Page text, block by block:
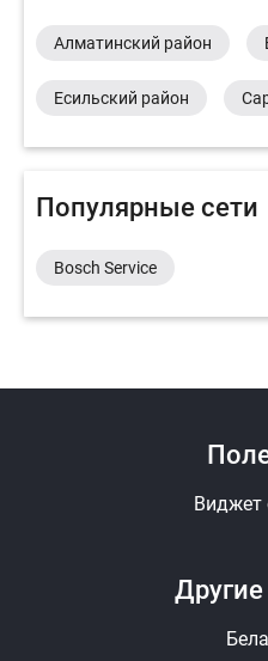
Алматинский район
Есильский район
Популярные сети
Bosch Service
Виджет